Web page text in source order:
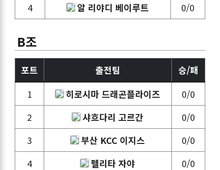
4
알 리야디 베이루트 0/0
B조
포트 출전팀
승/패
1
히로시마 드래곤플라이즈
0/0
2
샤흐다리 고르간
0/0
3
부산 KCC 이지스
0/0
4
펠리타 자야 0/0